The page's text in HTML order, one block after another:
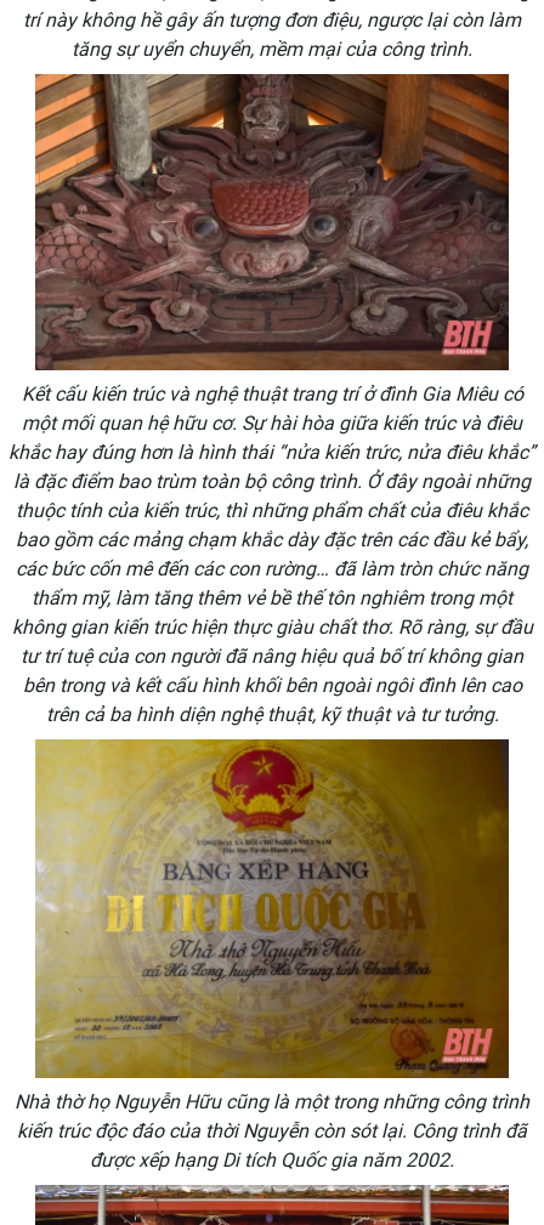
trí này không hề gây ấn tượng đơn điệu, ngược lại còn làm
tăng sự uyển chuyển, mềm mại của công trình.
Kết cấu kiến trúc và nghệ thuật trang trí ở đình Gia Miêu có
một mối quan hệ hữu cơ. Sự hài hòa giữa kiến trúc và điêu
khắc hay đúng hơn là hình thái “nửa kiến trức, nửa điêu khắc”
là đặc điểm bao trùm toàn bộ công trình. Ở đây ngoài những
thuộc tính của kiến trúc, thì những phẩm chất của điêu khắc
bao gồm các mảng chạm khắc dày đặc trên các đầu kẻ bẩy,
các bức cốn mê đến các con rường… đã làm tròn chức năng
thẩm mỹ, làm tăng thêm vẻ bề thế tôn nghiêm trong một
không gian kiến trúc hiện thực giàu chất thơ. Rõ ràng, sự đầu
tư trí tuệ của con người đã nâng hiệu quả bố trí không gian
bên trong và kết cấu hình khối bên ngoài ngôi đình lên cao
trên cả ba hình diện nghệ thuật, kỹ thuật và tư tưởng.
Nhà thờ họ Nguyễn Hữu cũng là một trong những công trình
kiến trúc độc đáo của thời Nguyễn còn sót lại. Công trình đã
được xếp hạng Di tích Quốc gia năm 2002.